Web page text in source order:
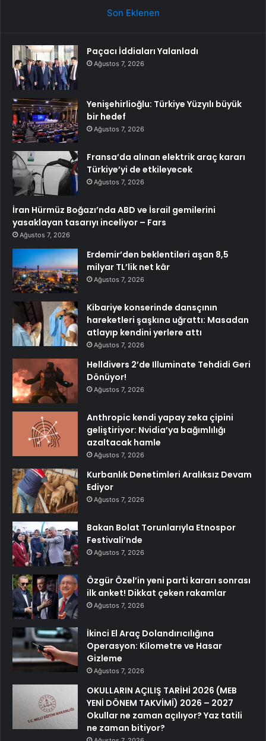
Son Eklenen
Paçacı İddiaları Yalanladı
Ağustos 7, 2026
Yenişehirlioğlu: Türkiye Yüzyılı büyük
bir hedef
Ağustos 7, 2026
Fransa’da alınan elektrik araç kararı
Türkiye’yi de etkileyecek
Ağustos 7, 2026
İran Hürmüz Boğazı’nda ABD ve İsrail gemilerini
yasaklayan tasarıyı inceliyor – Fars
Ağustos 7, 2026
Erdemir’den beklentileri aşan 8,5
milyar TL’lik net kâr
Ağustos 7, 2026
Kibariye konserinde dansçının
hareketleri şaşkına uğrattı: Masadan
atlayıp kendini yerlere attı
Ağustos 7, 2026
Helldivers 2’de Illuminate Tehdidi Geri
Dönüyor!
Ağustos 7, 2026
Anthropic kendi yapay zeka çipini
geliştiriyor: Nvidia’ya bağımlılığı
azaltacak hamle
Ağustos 7, 2026
Kurbanlık Denetimleri Aralıksız Devam
Ediyor
Ağustos 7, 2026
Bakan Bolat Torunlarıyla Etnospor
Festivali’nde
Ağustos 7, 2026
Özgür Özel’in yeni parti kararı sonrası
ilk anket! Dikkat çeken rakamlar
Ağustos 7, 2026
İkinci El Araç Dolandırıcılığına
Operasyon: Kilometre ve Hasar
Gizleme
Ağustos 7, 2026
OKULLARIN AÇILIŞ TARİHİ 2026 (MEB
YENİ DÖNEM TAKVİMİ) 2026 – 2027
Okullar ne zaman açılıyor? Yaz tatili
ne zaman bitiyor?